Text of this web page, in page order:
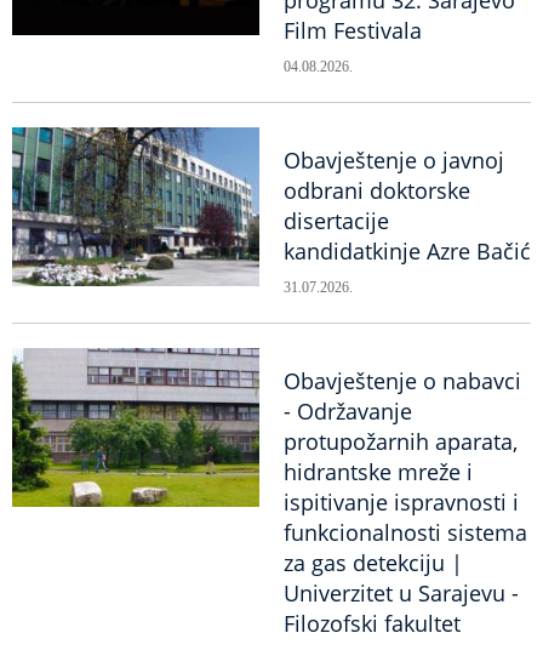
Film Festivala
04.08.2026.
Obavještenje o javnoj
odbrani doktorske
disertacije
kandidatkinje Azre Bačić
31.07.2026.
Obavještenje o nabavci
- Održavanje
protupožarnih aparata,
hidrantske mreže i
ispitivanje ispravnosti i
funkcionalnosti sistema
za gas detekciju |
Univerzitet u Sarajevu -
Filozofski fakultet